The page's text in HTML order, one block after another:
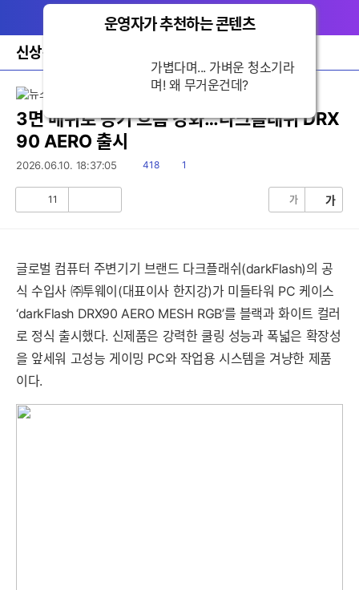
다
와
홈
신상품뉴스
이
어
창
토
3면 메쉬로 공기 흐름 강화…다크플래쉬 DRX
90 AERO 출시
2026.06.10. 18:37:05
읽
418
댓1
11 가 가
글로벌 컴퓨터 주변기기 브랜드 다크플래쉬(darkFlash)의 공
식 수입사 ㈜투웨이(대표이사 한지강)가 미들타워 PC 케이스
‘darkFlash DRX90 AERO MESH RGB’를 블랙과 화이트 컬러
로 정식 출시했다. 신제품은 강력한 쿨링 성능과 폭넓은 확장성
을 앞세워 고성능 게이밍 PC와 작업용 시스템을 겨냥한 제품
이다.
세부정보 열기/접기
운영자가 추천하는 콘텐츠
가볍다며... 가벼운 청소기라
며! 왜 무거운건데?